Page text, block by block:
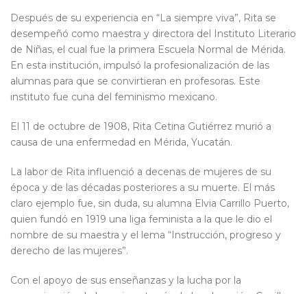
Después de su experiencia en “La siempre viva”, Rita se
desempeñó como maestra y directora del Instituto Literario
de Niñas, el cual fue la primera Escuela Normal de Mérida.
En esta institución, impulsó la profesionalización de las
alumnas para que se convirtieran en profesoras. Este
instituto fue cuna del feminismo mexicano.
El 11 de octubre de 1908, Rita Cetina Gutiérrez murió a
causa de una enfermedad en Mérida, Yucatán.
La labor de Rita influenció a decenas de mujeres de su
época y de las décadas posteriores a su muerte. El más
claro ejemplo fue, sin duda, su alumna Elvia Carrillo Puerto,
quien fundó en 1919 una liga feminista a la que le dio el
nombre de su maestra y el lema “Instrucción, progreso y
derecho de las mujeres”.
Con el apoyo de sus enseñanzas y la lucha por la